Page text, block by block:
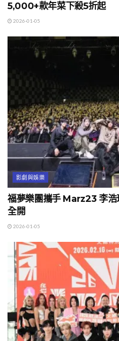
5,000+款年菜下殺5折起
2026-01-05
影劇與娛樂
福夢樂團攜手 Marz23 李浩
全開
2026-01-05